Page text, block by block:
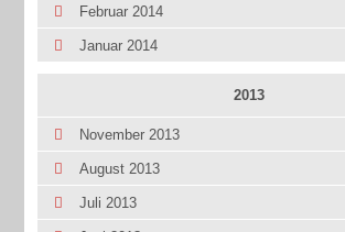
Februar 2014
Januar 2014
2013
November 2013
August 2013
Juli 2013